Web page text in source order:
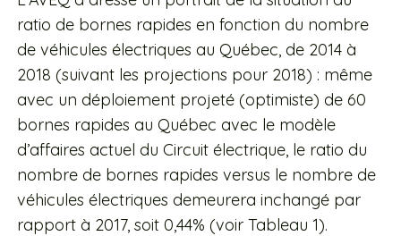
ratio de bornes rapides en fonction du nombre
de véhicules électriques au Québec, de 2014 à
2018 (suivant les projections pour 2018) : même
avec un déploiement projeté (optimiste) de 60
bornes rapides au Québec avec le modèle
d’affaires actuel du Circuit électrique, le ratio du
nombre de bornes rapides versus le nombre de
véhicules électriques demeurera inchangé par
rapport à 2017, soit 0,44% (voir Tableau 1).